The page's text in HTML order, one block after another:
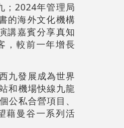
；2024年管理局
的海外文化機構
講嘉賓分享真知
，較前一年增長
九發展成為世界
和機場快線九龍
公私合營項目、
藉曼谷一系列活